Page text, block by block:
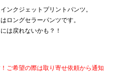
ンクジェットプリントパンツ。
ロングセラーパンツです。
は戻れないかも？！
ご希望の際は取り寄せ依頼から通知